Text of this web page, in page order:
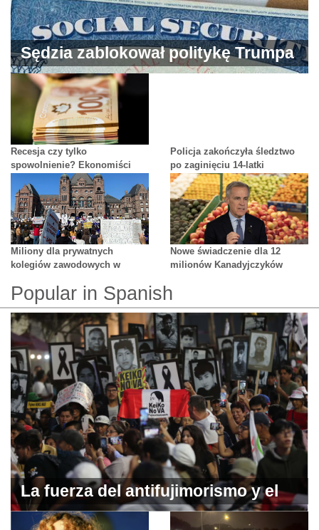
Sędzia zablokował politykę Trumpa
wobec imigrantów
Recesja czy tylko
spowolnienie? Ekonomiści
studzą emocje
Policja zakończyła śledztwo
po zaginięciu 14-latki
Miliony dla prywatnych
kolegiów zawodowych w
Nowe świadczenie dla 12
milionów Kanadyjczyków
Popular in Spanish
La fuerza del antifujimorismo y el
voto del sur de Perú resurgen en la